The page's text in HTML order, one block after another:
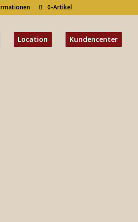
0-Artikel
Location Kundencenter